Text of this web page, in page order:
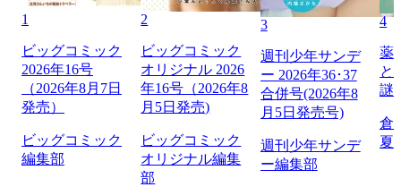
1
ビッグコミック
2026年16号
（2026年8月7日
発売）
ビッグコミック
編集部
2
ビッグコミック
オリジナル 2026
年16号（2026年8
月5日発売)
ビッグコミック
オリジナル編集
部
3
週刊少年サンデ
ー 2026年36･37
合併号(2026年8
月5日発売号)
週刊少年サンデ
ー編集部
4
薬
と
謎
倉
夏